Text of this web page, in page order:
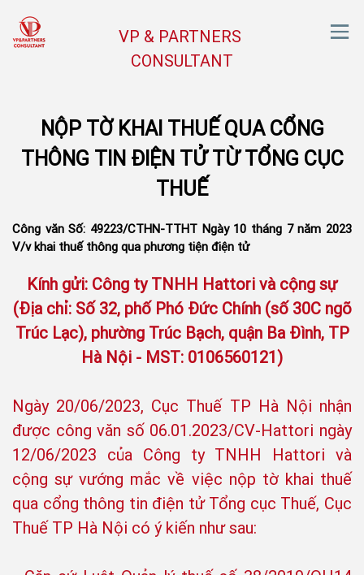
VP & PARTNERS
CONSULTANT
NỘP TỜ KHAI THUẾ QUA CỔNG
THÔNG TIN ĐIỆN TỬ TỪ TỔNG CỤC
THUẾ
Công văn Số: 49223/CTHN-TTHT Ngày 10 tháng 7 năm 2023
V/v khai thuế thông qua phương tiện điện tử
Kính gửi: Công ty TNHH Hattori và cộng sự
(Địa chỉ: Số 32, phố Phó Đức Chính (số 30C ngõ
Trúc Lạc), phường Trúc Bạch, quận Ba Đình, TP
Hà Nội - MST: 0106560121)
Ngày 20/06/2023, Cục Thuế TP Hà Nội nhận
được công văn số 06.01.2023/CV-Hattori ngày
12/06/2023 của Công ty TNHH Hattori và
cộng sự vướng mắc về việc nộp tờ khai thuế
qua cổng thông tin điện tử Tổng cục Thuế, Cục
Thuế TP Hà Nội có ý kiến như sau: